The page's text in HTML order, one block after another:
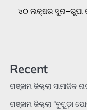
୪୦ ଲକ୍ଷର ସୁନା–ରୁପା
Recent
ଗଞ୍ଜାମ ଜିଲ୍ଲା ସାମାଜିକ
ଗଞ୍ଜାମ ଜିଲ୍ଲା “ବୁଗୁଡ଼ା